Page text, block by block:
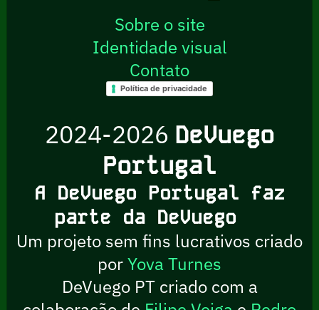
Sobre o site
Identidade visual
Contato
Política de privacidade
2024-2026 DeVuego
Portugal
A DeVuego Portugal faz
parte da DeVuego
Um projeto sem fins lucrativos criado
porYova Turnes
DeVuego PT criado com a